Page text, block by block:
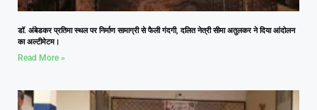
डॉ. अंबेडकर प्रतिमा स्थल पर निर्माण सामाग्री से फैली गंदगी, दलित नेत्री सीमा अतुलकर ने दिया आंदोलन
का अल्टीमेटम।
Read More »